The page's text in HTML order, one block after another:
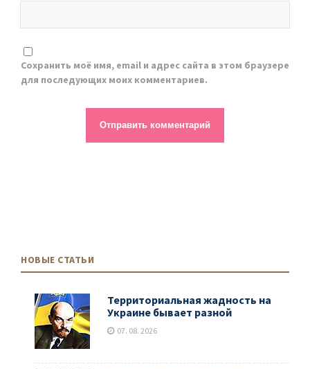
Сохранить моё имя, email и адрес сайта в этом браузере
для последующих моих комментариев.
НОВЫЕ СТАТЬИ
Территориальная жадность на
Украине бывает разной
07. 08. 2026